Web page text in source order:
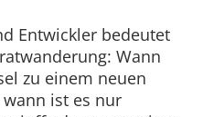
Entwickler bedeutet
Wann
zu einem neuen
ist es nur